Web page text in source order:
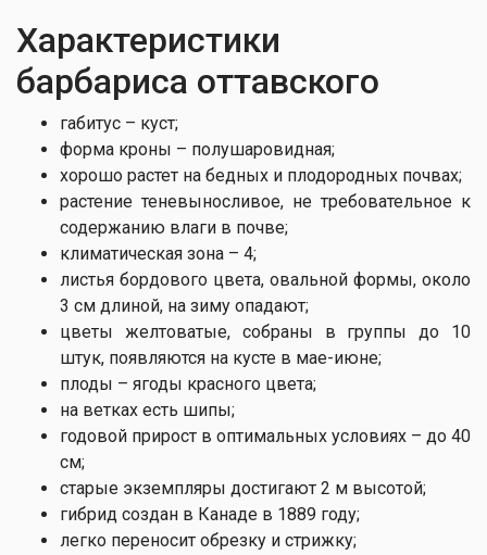
Характеристики
барбариса оттавского
габитус – куст;
форма кроны – полушаровидная;
хорошо растет на бедных и плодородных почвах;
растение теневыносливое, не требовательное к
содержанию влаги в почве;
климатическая зона – 4;
листья бордового цвета, овальной формы, около
3 см длиной, на зиму опадают;
цветы желтоватые, собраны в группы до 10
штук, появляются на кусте в мае-июне;
плоды – ягоды красного цвета;
на ветках есть шипы;
годовой прирост в оптимальных условиях – до 40
см;
старые экземпляры достигают 2 м высотой;
гибрид создан в Канаде в 1889 году;
легко переносит обрезку и стрижку;